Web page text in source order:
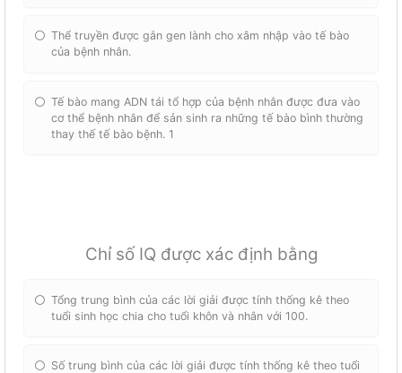
Thể truyền được gắn gen lành cho xâm nhập vào tế bào
của bệnh nhân.
Tế bào mang ADN tái tổ hợp của bệnh nhân được đưa vào
cơ thể bệnh nhân để sản sinh ra những tế bào bình thường
thay thế tế bào bệnh. 1
Chỉ số IQ được xác định bằng
Tổng trung bình của các lời giải được tính thống kê theo
tuổi sinh học chia cho tuổi khôn và nhân với 100.
Số trung bình của các lời giải được tính thống kê theo tuổi